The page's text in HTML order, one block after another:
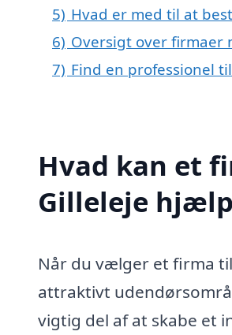
5) Hvad er med til at
6) Oversigt over firmaer
7) Find en professionel
Hvad kan et
Gilleleje
Når du vælger et firma
attraktivt
vigtig del af at skabe et